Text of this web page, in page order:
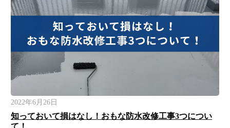
2022年6月26日
知っておいて損はなし！おもな防水改修工事3つについ
て！